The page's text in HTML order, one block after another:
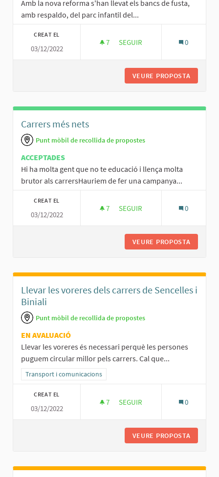
Amb la nova reforma s'han llevat els bancs de fusta,
amb respaldo, del parc infantil del...
CREAT EL
03/12/2022
7 7 SEGUIDORES
SEGUIR 0
VEURE PROPOSTA
Carrers més nets
Punt mòbil de recollida de propostes
ACCEPTADES
Hi ha molta gent que no te educació i llença molta
brutor als carrersHauriem de fer una campanya...
CREAT EL
03/12/2022
7 7 SEGUIDORES
SEGUIR 0
VEURE PROPOSTA
Llevar les voreres dels carrers de Sencelles i
Biniali
Punt mòbil de recollida de propostes
EN AVALUACIÓ
Llevar les voreres és necessari perquè les persones
puguem circular millor pels carrers. Cal que...
Resultats al filtrar per la categoria: Transport i comunicacions
Transport i comunicacions
CREAT EL
03/12/2022
7 7 SEGUIDORES
SEGUIR 0
VEURE PROPOSTA